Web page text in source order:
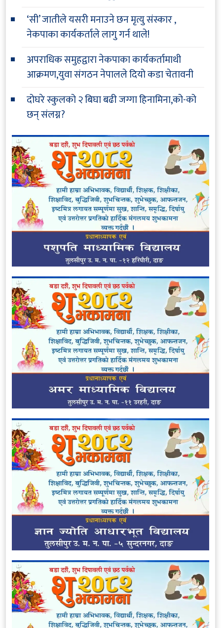
‘सी’ जातीले यसरी मनाउने छन मृत्यु संस्कार ,
नेकपाका कार्यकर्ताले लागु गर्न थाले!
अपराधिक समुहद्वारा नेकपाका कार्यकर्तामाथी
आक्रमण,युवा संगठन नेपालले दियो कडा चेतावनी
दोघरे स्कुलको २ बिघा बढी जग्गा हिनामिना,को-को
छन् संलग्न?